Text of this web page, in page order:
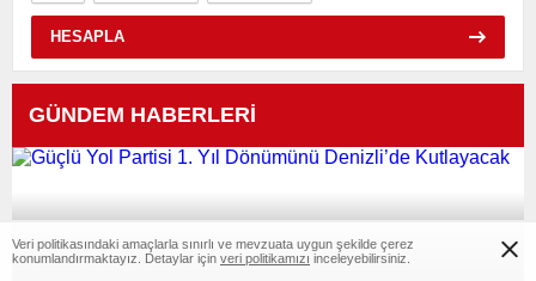
HESAPLA
GÜNDEM HABERLERİ
Veri politikasındaki amaçlarla sınırlı ve mevzuata uygun şekilde çerez
konumlandırmaktayız. Detaylar için veri politikamızı inceleyebilirsiniz.